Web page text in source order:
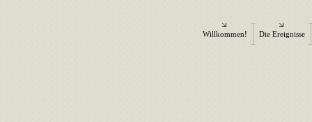
Willkommen! Die Ereignisse